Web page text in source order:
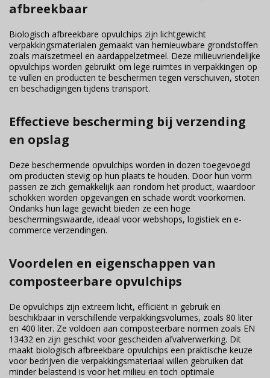
afbreekbaar
Biologisch afbreekbare opvulchips zijn lichtgewicht
verpakkingsmaterialen gemaakt van hernieuwbare grondstoffen
zoals maïszetmeel en aardappelzetmeel. Deze milieuvriendelijke
opvulchips worden gebruikt om lege ruimtes in verpakkingen op
te vullen en producten te beschermen tegen verschuiven, stoten
en beschadigingen tijdens transport.
Effectieve bescherming bij verzending
en opslag
Deze beschermende opvulchips worden in dozen toegevoegd
om producten stevig op hun plaats te houden. Door hun vorm
passen ze zich gemakkelijk aan rondom het product, waardoor
schokken worden opgevangen en schade wordt voorkomen.
Ondanks hun lage gewicht bieden ze een hoge
beschermingswaarde, ideaal voor webshops, logistiek en e-
commerce verzendingen.
Voordelen en eigenschappen van
composteerbare opvulchips
De opvulchips zijn extreem licht, efficiënt in gebruik en
beschikbaar in verschillende verpakkingsvolumes, zoals 80 liter
en 400 liter. Ze voldoen aan composteerbare normen zoals EN
13432 en zijn geschikt voor gescheiden afvalverwerking. Dit
maakt biologisch afbreekbare opvulchips een praktische keuze
voor bedrijven die verpakkingsmateriaal willen gebruiken dat
minder belastend is voor het milieu en toch optimale